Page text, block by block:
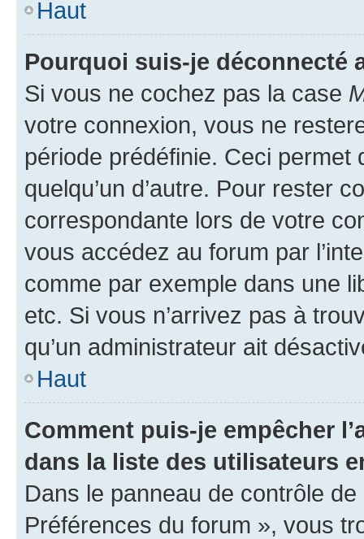
Haut
Pourquoi suis-je déconnecté
Si vous ne cochez pas la case
votre connexion, vous ne
période prédéfinie. Ceci permet
quelqu’un d’autre. Pour rester
correspondante lors de votre
vous accédez au forum par
comme par exemple dans une
etc. Si vous n’arrivez pas à
qu’un administrateur ait
Haut
Comment puis-je empêcher
dans la liste des utilisateurs
Dans le panneau de contrôle
Préférences du forum », vous